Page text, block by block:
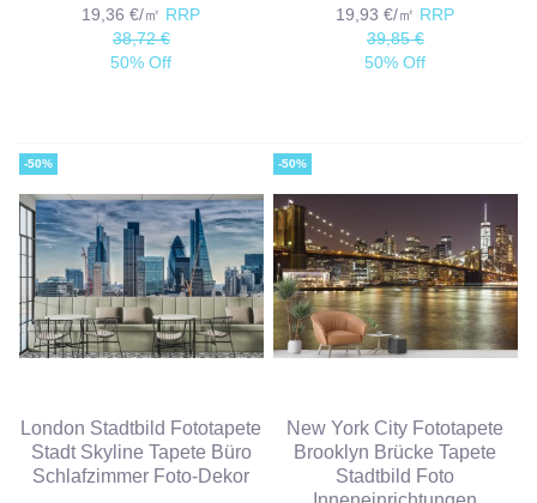
19,36 €/㎡ RRP
38,72 €
50% Off
19,93 €/㎡ RRP
39,85 €
50% Off
-50%
London Stadtbild Fototapete
Stadt Skyline Tapete Büro
Schlafzimmer Foto-Dekor
-50%
New York City Fototapete
Brooklyn Brücke Tapete
Stadtbild Foto